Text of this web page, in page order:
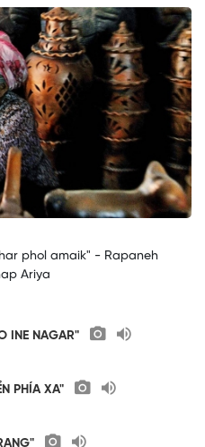
phol amaik" - Rapaneh
Ariya
INE NAGAR"
PHÍA XA"